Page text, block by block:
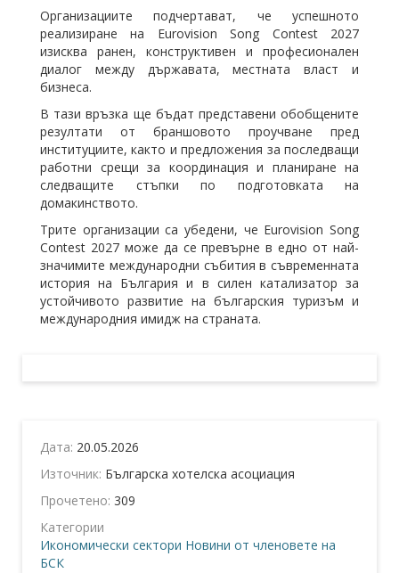
Организациите подчертават, че успешното
реализиране на Eurovision Song Contest 2027
изисква ранен, конструктивен и професионален
диалог между държавата, местната власт и
бизнеса.
В тази връзка ще бъдат представени обобщените
резултати от браншовото проучване пред
институциите, както и предложения за последващи
работни срещи за координация и планиране на
следващите стъпки по подготовката на
домакинството.
Трите организации са убедени, че Eurovision Song
Contest 2027 може да се превърне в едно от най-
значимите международни събития в съвременната
история на България и в силен катализатор за
устойчивото развитие на българския туризъм и
международния имидж на страната.
Дата: 20.05.2026
Източник: Българска хотелска асоциация
Прочетено: 309
Категории
Икономически сектори Новини от членовете на
БСК